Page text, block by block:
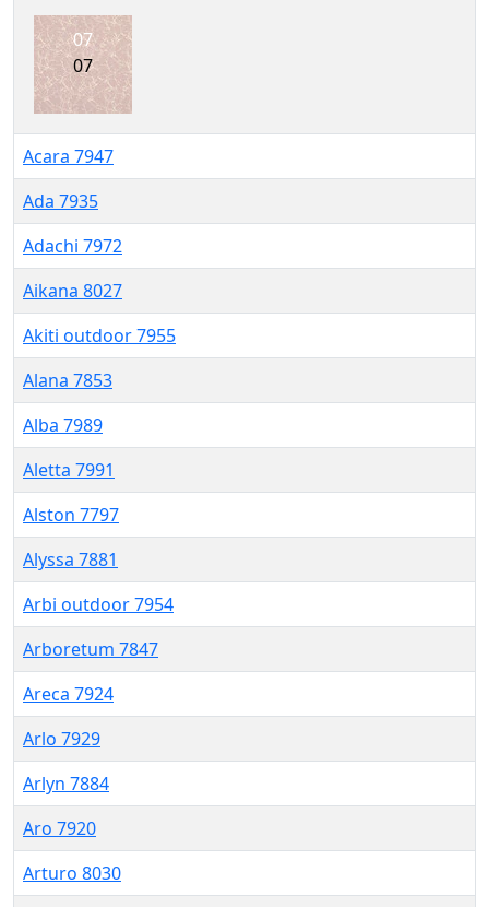
07
07
Acara 7947
Ada 7935
Adachi 7972
Aikana 8027
Akiti outdoor 7955
Alana 7853
Alba 7989
Aletta 7991
Alston 7797
Alyssa 7881
Arbi outdoor 7954
Arboretum 7847
Areca 7924
Arlo 7929
Arlyn 7884
Aro 7920
Arturo 8030